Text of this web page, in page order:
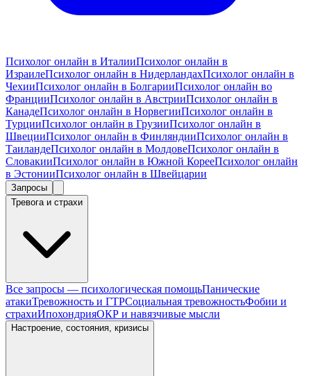
Психолог онлайн в ИталииПсихолог онлайн в
ИзраилеПсихолог онлайн в НидерландахПсихолог онлайн в
ЧехииПсихолог онлайн в БолгарииПсихолог онлайн во
ФранцииПсихолог онлайн в АвстрииПсихолог онлайн в
КанадеПсихолог онлайн в НорвегииПсихолог онлайн в
ТурцииПсихолог онлайн в ГрузииПсихолог онлайн в
ШвецииПсихолог онлайн в ФинляндииПсихолог онлайн в
ТаиландеПсихолог онлайн в МолдовеПсихолог онлайн в
СловакииПсихолог онлайн в Южной КорееПсихолог онлайн
в ЭстонииПсихолог онлайн в Швейцарии
Запросы
Тревога и страхи
Все запросы — психологическая помощьПанические
атакиТревожность и ГТРСоциальная тревожностьФобии и
страхиИпохондрияОКР и навязчивые мысли
Настроение, состояния, кризисы